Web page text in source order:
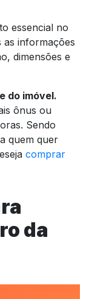
essencial no
as informações
dimensões e
do imóvel.
ônus ou
Sendo
quem quer
comprar
da